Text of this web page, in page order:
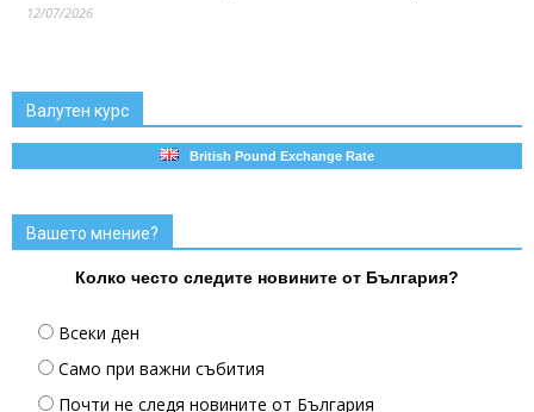
12/07/2026
Валутен курс
British Pound Exchange Rate
Вашето мнение?
Колко често следите новините от България?
Всеки ден
Само при важни събития
Почти не следя новините от България